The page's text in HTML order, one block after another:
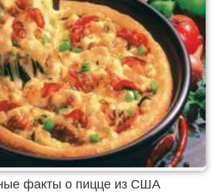
факты о пицце из США